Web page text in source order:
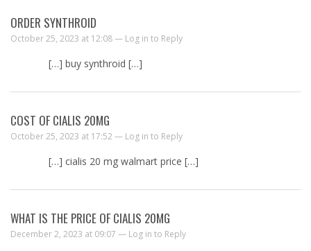
ORDER SYNTHROID
October 25, 2023 at 12:08 — Log in to Reply
[…] buy synthroid […]
COST OF CIALIS 20MG
October 25, 2023 at 17:52 — Log in to Reply
[…] cialis 20 mg walmart price […]
WHAT IS THE PRICE OF CIALIS 20MG
December 2, 2023 at 09:07 — Log in to Reply